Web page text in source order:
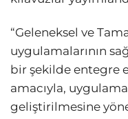
“Geleneksel ve
uygulamalarının
bir şekilde entegre
amacıyla,
geliştirilmesine